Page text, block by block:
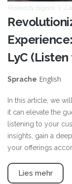
Posted by blignos
LyC
Sprache English
In this article, we
it can elevate the
listening to your
insights, gain a
your offerings
Lies mehr